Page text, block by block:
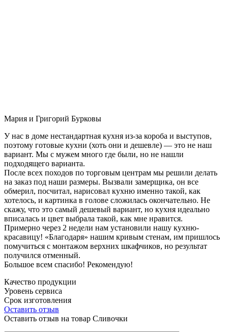
Мария и Григорий Бурковы
У нас в доме нестандартная кухня из-за короба и выступов,
поэтому готовые кухни (хоть они и дешевле) — это не наш
вариант. Мы с мужем много где были, но не нашли
подходящего варианта.
После всех походов по торговым центрам мы решили делать
на заказ под наши размеры. Вызвали замерщика, он все
обмерил, посчитал, нарисовал кухню именно такой, как
хотелось, и картинка в голове сложилась окончательно. Не
скажу, что это самый дешевый вариант, но кухня идеально
вписалась и цвет выбрала такой, как мне нравится.
Примерно через 2 недели нам установили нашу кухню-
красавицу! «Благодаря» нашим кривым стенам, им пришлось
помучиться с монтажом верхних шкафчиков, но результат
получился отменный.
Большое всем спасибо! Рекомендую!
Качество продукции
Уровень сервиса
Срок изготовления
Оставить отзыв
Оставить отзыв на товар Сливочки